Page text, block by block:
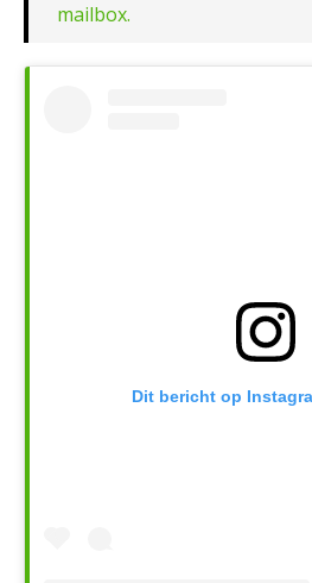
mailbox.
Dit bericht op